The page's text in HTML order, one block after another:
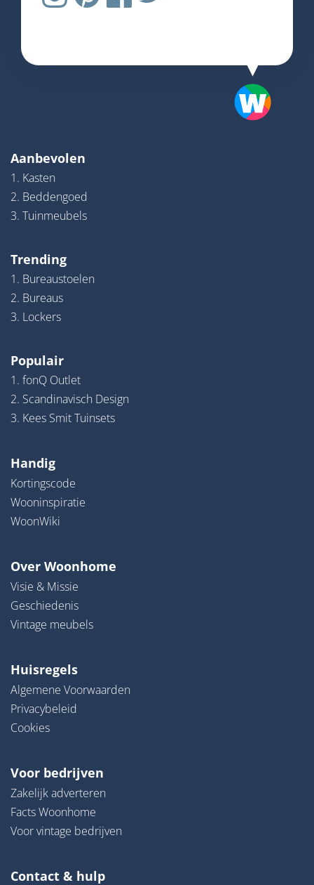
Aanbevolen
1. Kasten
2. Beddengoed
3. Tuinmeubels
Trending
1. Bureaustoelen
2. Bureaus
3. Lockers
Populair
1. fonQ Outlet
2. Scandinavisch Design
3. Kees Smit Tuinsets
Handig
Kortingscode
Wooninspiratie
WoonWiki
Over Woonhome
Visie & Missie
Geschiedenis
Vintage meubels
Huisregels
Algemene Voorwaarden
Privacybeleid
Cookies
Voor bedrijven
Zakelijk adverteren
Facts Woonhome
Voor vintage bedrijven
Contact & hulp